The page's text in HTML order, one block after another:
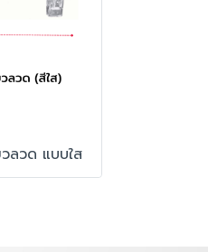
ลวด แบบใส